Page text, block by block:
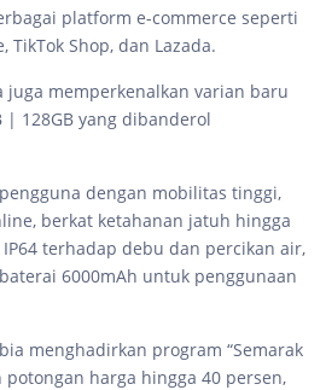
platform e-commerce seperti
TikTok Shop, dan Lazada.
memperkenalkan varian baru
| 128GB yang dibanderol
dengan mobilitas tinggi,
berkat ketahanan jatuh hingga
terhadap debu dan percikan air,
6000mAh untuk penggunaan
menghadirkan program “Semarak
potongan harga hingga 40 persen,